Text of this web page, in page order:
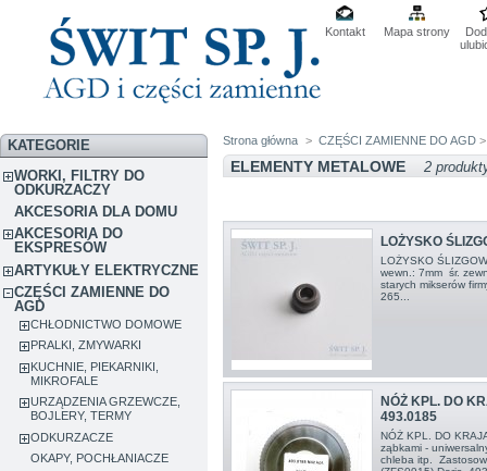
Kontakt Mapa strony
KATEGORIE
WORKI, FILTRY DO
ODKURZACZY
AKCESORIA DLA DOMU
AKCESORIA DO
EKSPRESÓW
ARTYKUŁY ELEKTRYCZNE
CZĘŚCI ZAMIENNE DO
AGD
CHŁODNICTWO DOMOWE
PRALKI, ZMYWARKI
KUCHNIE, PIEKARNIKI,
MIKROFALE
URZĄDZENIA GRZEWCZE,
BOJLERY, TERMY
ODKURZACZE
OKAPY, POCHŁANIACZE
Strona główna > CZĘŚCI ZAMIENNE DO AGD
ELEMENTY METALOWE 2
LOŻYSKO
LOŻYSKO
wewn.: 7mm śr.
starych mikserów
265...
NÓŻ KPL. DO
493.0185
NÓŻ KPL. DO
ząbkami -
chleba itp.